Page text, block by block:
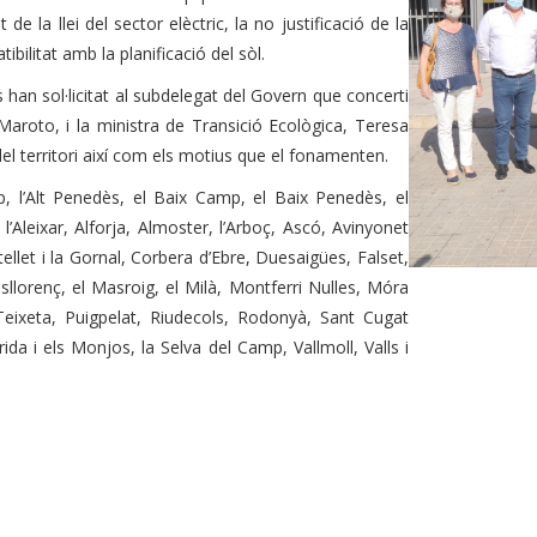
de la llei del sector elèctric, la no justificació de la
amb la planificació del sòl.
sol·licitat al subdelegat del Govern que concerti
i la ministra de Transició Ecològica, Teresa
territori així com els motius que el fonamenten.
l’Alt Penedès, el Baix Camp, el Baix Penedès, el
Alforja, Almoster, l’Arboç, Ascó, Avinyonet
i la Gornal, Corbera d’Ebre, Duesaigües, Falset,
el Masroig, el Milà, Montferri Nulles, Móra
Puigpelat, Riudecols, Rodonyà, Sant Cugat
i els Monjos, la Selva del Camp, Vallmoll, Valls i